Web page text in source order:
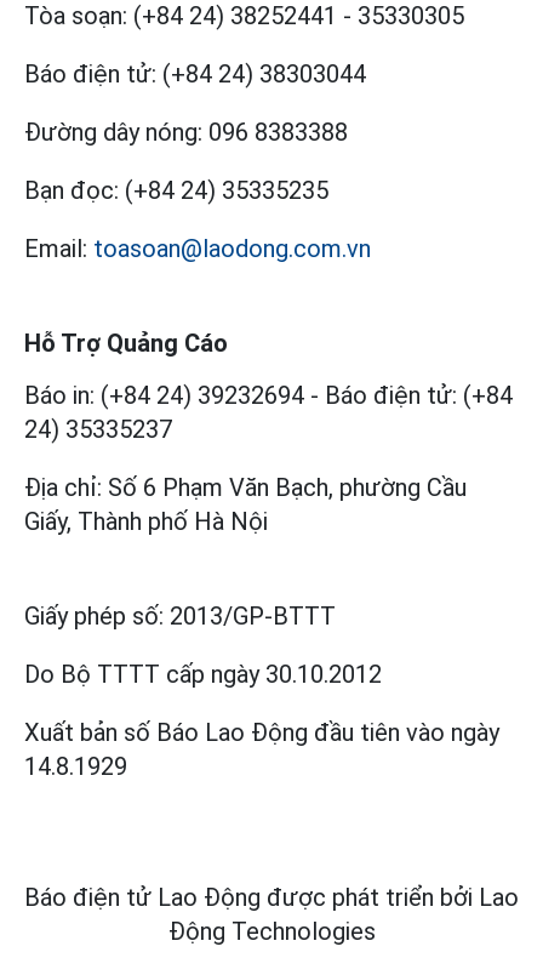
Tòa soạn: (+84 24) 38252441 - 35330305
Báo điện tử: (+84 24) 38303044
Đường dây nóng: 096 8383388
Bạn đọc: (+84 24) 35335235
Email: toasoan@laodong.com.vn
Hỗ Trợ Quảng Cáo
Báo in: (+84 24) 39232694 - Báo điện tử: (+84
24) 35335237
Địa chỉ: Số 6 Phạm Văn Bạch, phường Cầu
Giấy, Thành phố Hà Nội
Giấy phép số: 2013/GP-BTTT
Do Bộ TTTT cấp ngày 30.10.2012
Xuất bản số Báo Lao Động đầu tiên vào ngày
14.8.1929
Báo điện tử Lao Động được phát triển bởi Lao
Động Technologies